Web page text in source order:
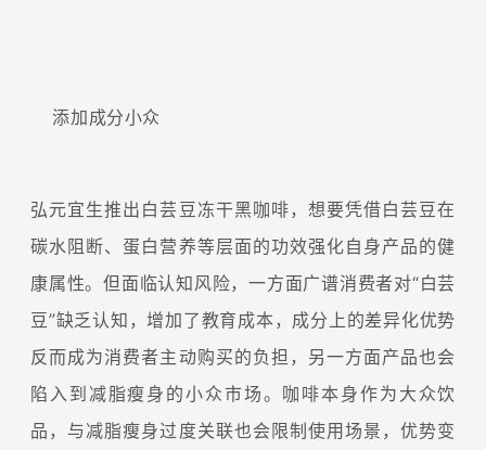
添加成分小众
弘元宜生推出白芸豆冻干黑咖啡，想要凭借白芸豆在
碳水阻断、蛋白营养等层面的功效强化自身产品的健
康属性。但面临认知风险，一方面广谱消费者对“白芸
豆”缺乏认知，增加了教育成本，成分上的差异化优势
反而成为消费者主动购买的负担，另一方面产品也会
陷入到减脂瘦身的小众市场。咖啡本身作为大众饮
品，与减脂瘦身过度关联也会限制使用场景，优势变